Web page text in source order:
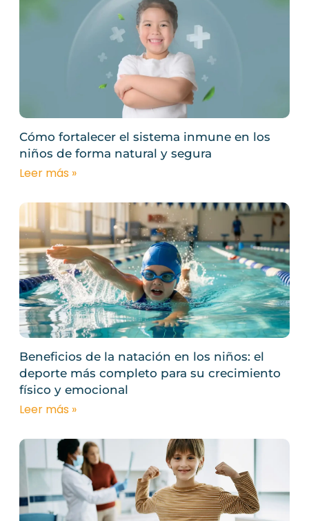
Cómo fortalecer el sistema inmune en los
niños de forma natural y segura
Leer más »
Beneficios de la natación en los niños: el
deporte más completo para su crecimiento
físico y emocional
Leer más »